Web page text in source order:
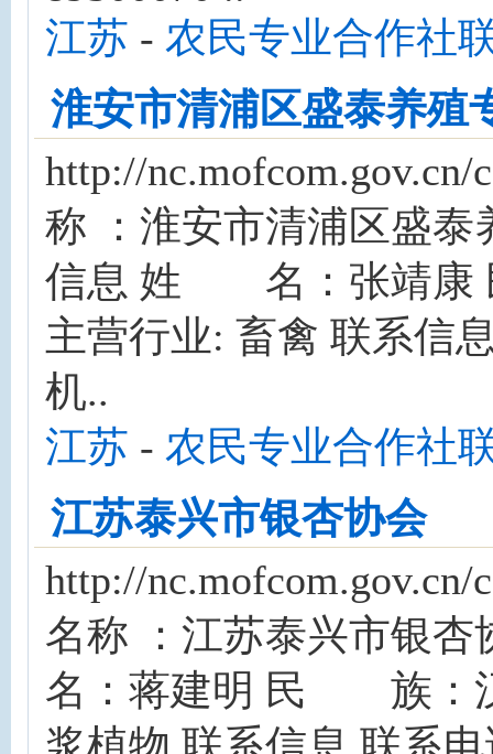
江苏 - 农民专业合作社
淮安市清浦区盛泰养殖
http://
称 ：淮安市清浦区盛
信息 姓 名：张靖
主营行业: 畜禽 联系信
机..
江苏 - 农民专业合作社
江苏泰兴市银杏协会
http://
名称 ：江苏泰兴市银
名：蒋建明 民 族：